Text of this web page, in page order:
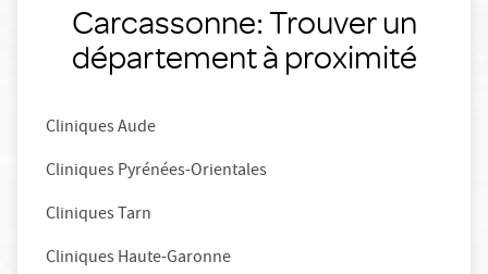
Carcassonne: Trouver un
département à proximité
Cliniques Aude
Cliniques Pyrénées-Orientales
Cliniques Tarn
Cliniques Haute-Garonne